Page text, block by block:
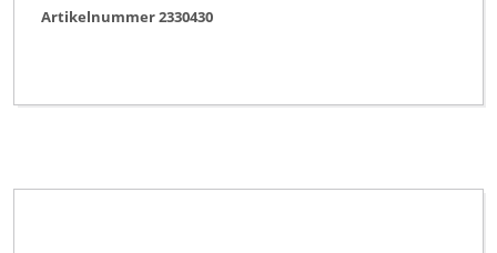
Artikelnummer 2330430